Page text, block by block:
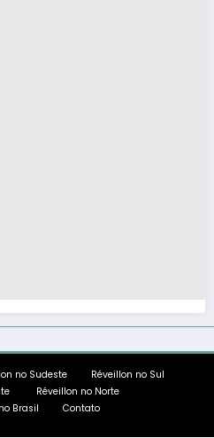
no Sudeste
Réveillon no Sul
Réveillon no Norte
Brasil
Contato